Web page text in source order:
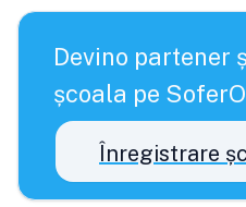
Devino partener
școala pe
Înregistrare